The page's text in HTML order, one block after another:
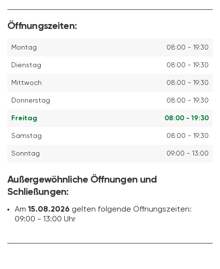
Öffnungszeiten:
Montag 08:00 - 19:30
Dienstag 08:00 - 19:30
Mittwoch 08:00 - 19:30
Donnerstag 08:00 - 19:30
Freitag 08:00 - 19:30
Samstag 08:00 - 19:30
Sonntag 09:00 - 13:00
Außergewöhnliche Öffnungen und
Schließungen:
Am 15.08.2026 gelten folgende Öffnungszeiten:
09:00 - 13:00 Uhr